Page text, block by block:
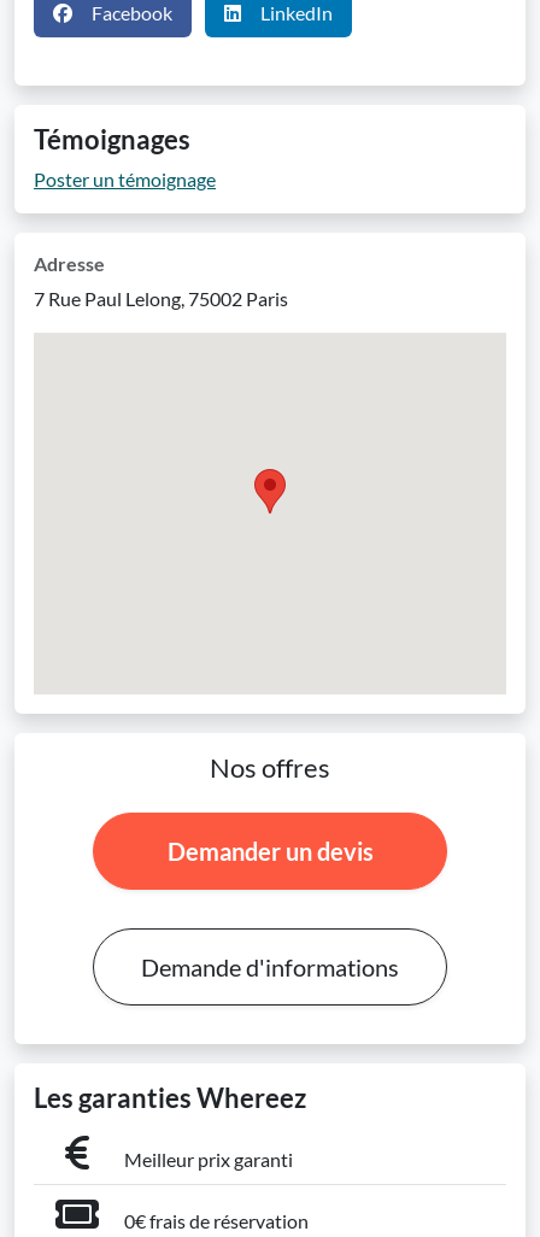
Facebook LinkedIn
Témoignages
Poster un témoignage
Adresse
7 Rue Paul Lelong, 75002 Paris
Nos offres
Demander un devis
Demande d'informations
Les garanties Whereez
Meilleur prix garanti
0€ frais de réservation